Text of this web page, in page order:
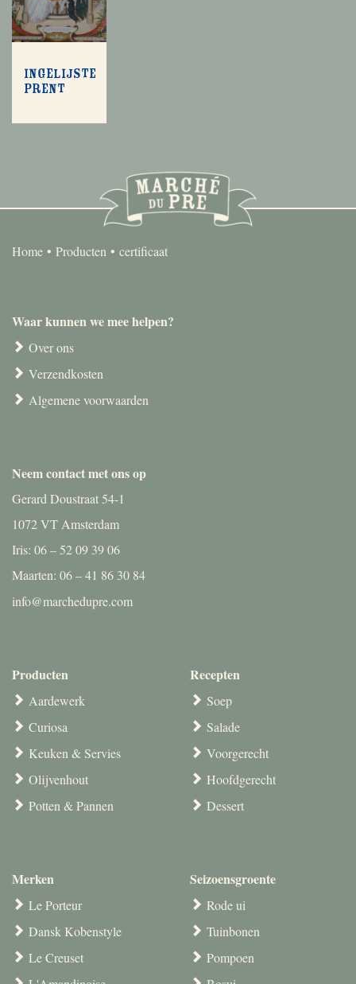
Ingelijste
prent
Home Producten certificaat
Waar kunnen we mee helpen?
Over ons
Verzendkosten
Algemene voorwaarden
Neem contact met ons op
Gerard Doustraat 54-1
1072 VT Amsterdam
Iris: 06 – 52 09 39 06
Maarten: 06 – 41 86 30 84
info@marchedupre.com
Producten
Aardewerk
Curiosa
Keuken & Servies
Olijvenhout
Potten & Pannen
Merken
Le Porteur
Dansk Kobenstyle
Le Creuset
Recepten
Soep
Salade
Voorgerecht
Hoofdgerecht
Dessert
Seizoensgroente
Rode ui
Tuinbonen
Pompoen